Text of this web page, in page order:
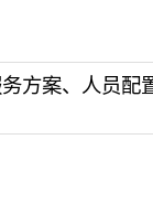
方案、人员配